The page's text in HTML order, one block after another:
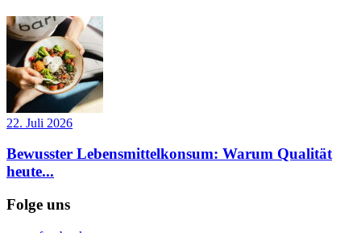
22. Juli 2026
Bewusster Lebensmittelkonsum: Warum Qualität
heute...
Folge uns